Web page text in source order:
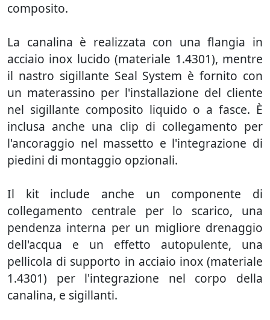
composito.
La canalina è realizzata con una flangia in
acciaio inox lucido (materiale 1.4301), mentre
il nastro sigillante Seal System è fornito con
un materassino per l'installazione del cliente
nel sigillante composito liquido o a fasce. È
inclusa anche una clip di collegamento per
l'ancoraggio nel massetto e l'integrazione di
piedini di montaggio opzionali.
Il kit include anche un componente di
collegamento centrale per lo scarico, una
pendenza interna per un migliore drenaggio
dell'acqua e un effetto autopulente, una
pellicola di supporto in acciaio inox (materiale
1.4301) per l'integrazione nel corpo della
canalina, e sigillanti.